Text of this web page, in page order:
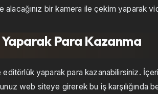
alacağınız bir kamera ile çekim yaparak
Para Kazanma
yaparak para kazanabilirsiniz.
web siteye girerek bu iş